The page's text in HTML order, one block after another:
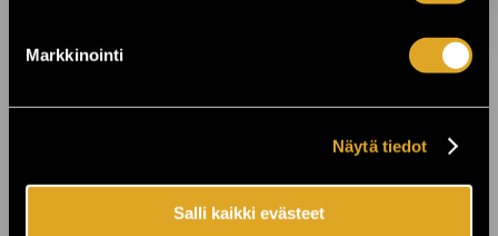
Markkinointi
Näytä tiedot
Salli kaikki evästeet
24.7.2026 11:00
23.7.2026 00:01